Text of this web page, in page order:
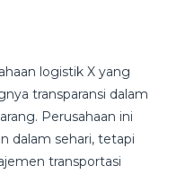
logistik X yang
transparansi dalam
Perusahaan ini
dalam sehari, tetapi
transportasi